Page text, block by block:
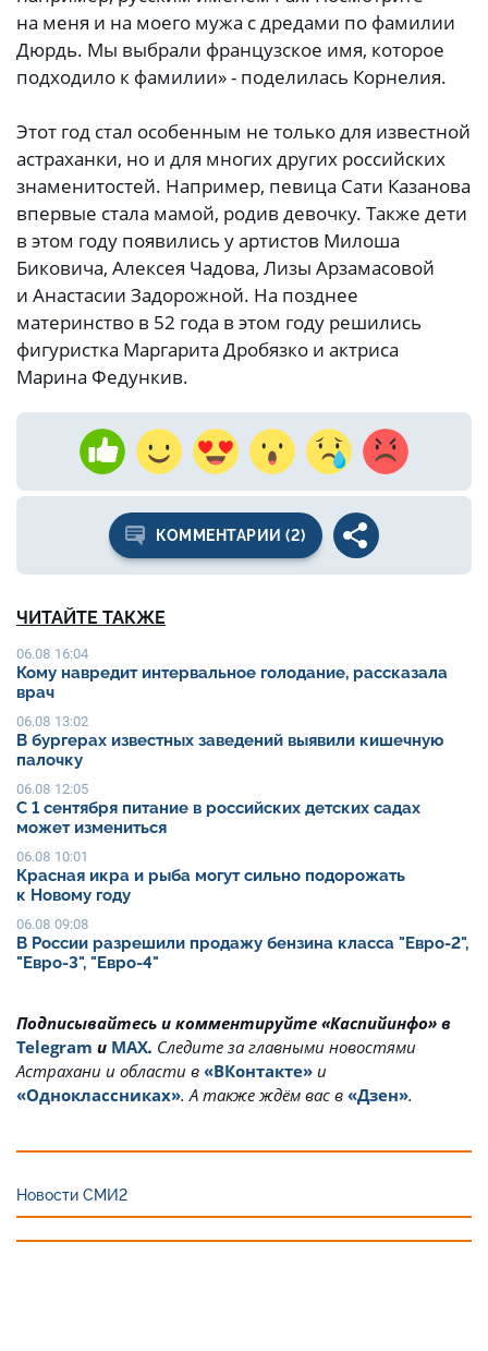
на меня и на моего мужа с дредами по фамилии
Дюрдь. Мы выбрали французское имя, которое
подходило к фамилии» - поделилась Корнелия.
Этот год стал особенным не только для известной
астраханки, но и для многих других российских
знаменитостей. Например, певица Сати Казанова
впервые стала мамой, родив девочку. Также дети
в этом году появились у артистов Милоша
Биковича, Алексея Чадова, Лизы Арзамасовой
и Анастасии Задорожной. На позднее
материнство в 52 года в этом году решились
фигуристка Маргарита Дробязко и актриса
Марина Федункив.
КОММЕНТАРИИ (2)
ЧИТАЙТЕ ТАКЖЕ
06.08 16:04
Кому навредит интервальное голодание, рассказала
врач
06.08 13:02
В бургерах известных заведений выявили кишечную
палочку
06.08 12:05
С 1 сентября питание в российских детских садах
может измениться
06.08 10:01
Красная икра и рыба могут сильно подорожать
к Новому году
06.08 09:08
В России разрешили продажу бензина класса "Евро-2",
"Евро-3", "Евро-4"
Подписывайтесь и комментируйте «Каспийинфо» в
Telegram и MAX. Cледите за главными новостями
Астрахани и области в «ВКонтакте» и
«Одноклассниках». А также ждём вас в «Дзен».
Новости СМИ2